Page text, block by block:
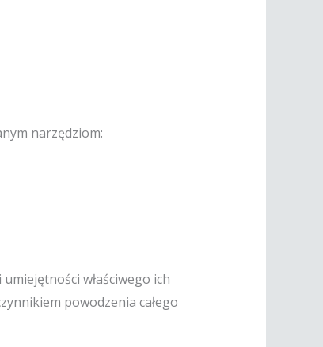
narzędziom:
właściwego ich
powodzenia całego